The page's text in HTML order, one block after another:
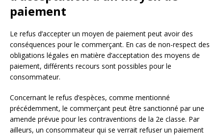
paiement
Le refus d’accepter un moyen de paiement peut avoir des
conséquences pour le commerçant. En cas de non-respect des
obligations légales en matière d’acceptation des moyens de
paiement, différents recours sont possibles pour le
consommateur.
Concernant le refus d’espèces, comme mentionné
précédemment, le commerçant peut être sanctionné par une
amende prévue pour les contraventions de la 2e classe. Par
ailleurs, un consommateur qui se verrait refuser un paiement